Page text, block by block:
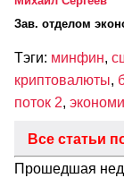
Зав. отделом
Тэги: минфин,
криптовалюты,
поток 2,
Все статьи
Прошедшая